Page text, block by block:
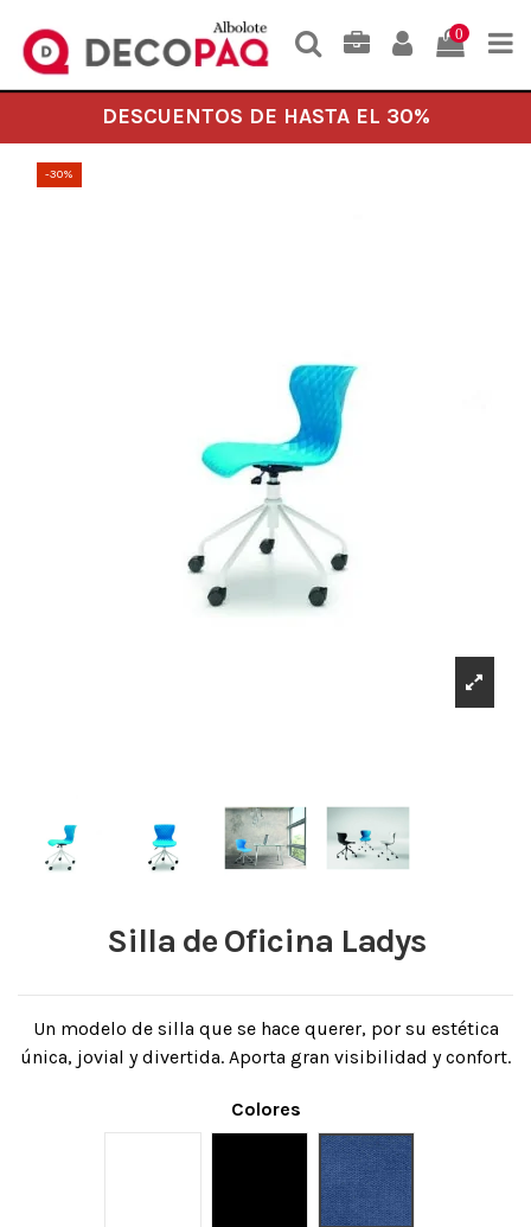
0
DESCUENTOS DE HASTA EL 30%
-30%
Silla de Oficina Ladys
Un modelo de silla que se hace querer, por su estética
única, jovial y divertida. Aporta gran visibilidad y confort.
Colores
Azul